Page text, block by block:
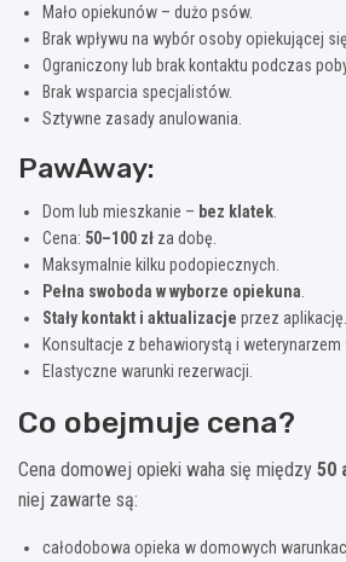
Mało opiekunów – dużo psów.
Brak wpływu na wybór osoby opiekującej
Ograniczony lub brak kontaktu podczas
Brak wsparcia specjalistów.
Sztywne zasady anulowania.
PawAway:
Dom lub mieszkanie – bez klatek
Cena: 50–100 zł za dobę.
Maksymalnie kilku podopiecznych.
Pełna swoboda w wyborze opiekuna
Stały kontakt i aktualizacje przez aplikację.
Konsultacje z behawiorystą i weterynarzem
Elastyczne warunki rezerwacji.
Co obejmuje cena?
Cena domowej opieki waha się między 50
niej zawarte są:
całodobowa opieka w domowych